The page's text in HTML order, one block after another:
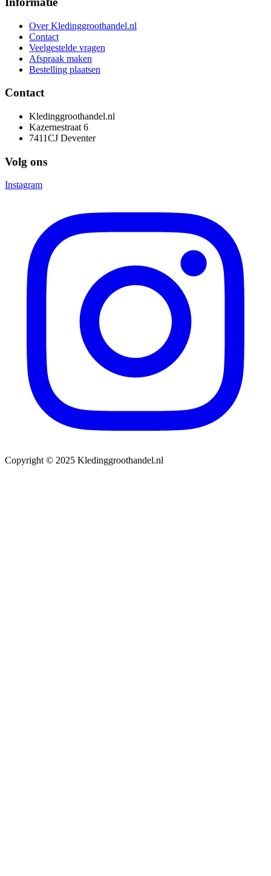
Over Kledinggroothandel.nl
Contact
Veelgestelde vragen
Afspraak maken
Bestelling plaatsen
Contact
Kledinggroothandel.nl
Kazernestraat 6
7411CJ Deventer
Volg ons
Instagram
Copyright © 2025 Kledinggroothandel.nl